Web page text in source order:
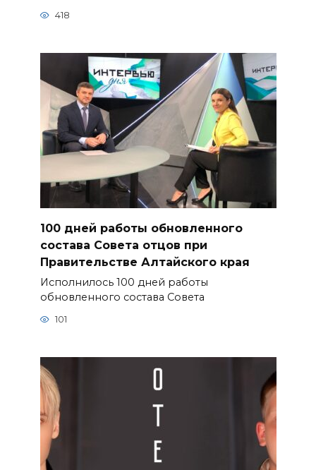
418
100 дней работы обновленного
состава Совета отцов при
Правительстве Алтайского края
Исполнилось 100 дней работы
обновленного состава Совета
101